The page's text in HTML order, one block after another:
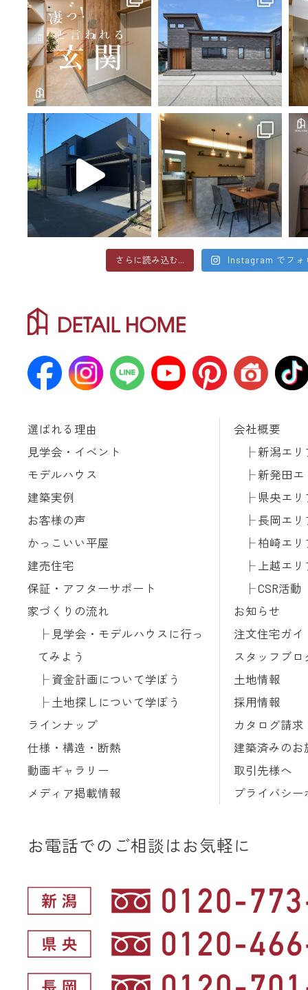
さらに読み込む... Instagram でフォ
選ばれる理由
見学会・イベント
モデルハウス
建築実例
お客様の声
かっこいい平屋
建売住宅
保証・アフターサポート
家づくりの流れ
見学会・モデルハウスに行っ
てみよう
資金計画について学ぼう
土地探しについて学ぼう
ラインナップ
仕様・構造・断熱
動画ギャラリー
メディア掲載情報
会社概要
新潟エリ
新発田エ
県央エリ
長岡エリ
柏崎エリ
上越エリ
CSR活動
お知らせ
注文住宅ガイ
スタッフブロ
土地情報
採用情報
カタログ請求
建築済みのお
取引先様へ
プライバシー
お電話でのご相談はお気軽に